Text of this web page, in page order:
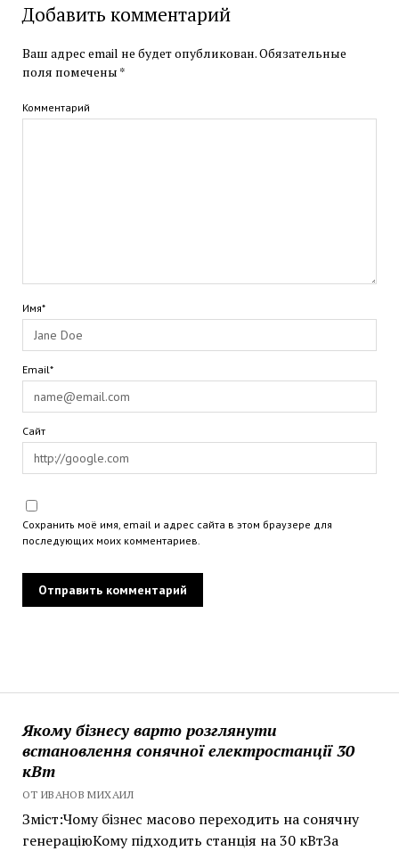
Якому бізнесу варто розглянути
встановлення сонячної електростанції 30
кВт
ОТ ИВАНОВ МИХАИЛ
Зміст:Чому бізнес масово переходить на сонячну
генераціюКому підходить станція на 30 кВтЗа
Добавить комментарий
Ваш адрес email не будет опубликован.Обязательные
поля помечены *
Комментарий
Имя*
Email*
Сайт
Сохранить моё имя, email и адрес сайта в этом браузере для
последующих моих комментариев.